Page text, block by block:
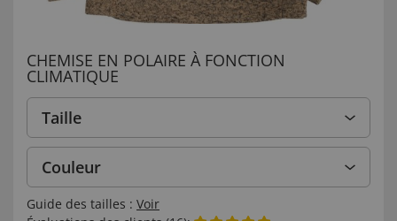
CHEMISE EN POLAIRE À FONCTION
CLIMATIQUE
Taille
Couleur
Guide des tailles : Voir